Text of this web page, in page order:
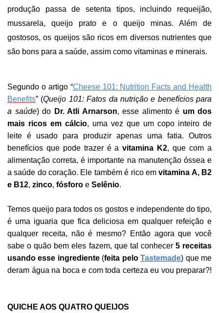
produção passa de setenta tipos, incluindo requeijão,
mussarela, queijo prato e o queijo minas. Além de
gostosos, os queijos são ricos em diversos nutrientes que
são bons para a saúde, assim como vitaminas e minerais.
Segundo o artigo “Cheese 101: Nutrition Facts and Health
Benefits” (Queijo 101: Fatos da nutrição e benefícios para
a saúde) do Dr. Atli Arnarson, esse alimento é um dos
mais ricos em cálcio, uma vez que um copo inteiro de
leite é usado para produzir apenas uma fatia. Outros
benefícios que pode trazer é avitamina K2, que com a
alimentação correta, é importante na manutenção óssea e
a saúde do coração. Ele também é rico emvitamina A, B2
e B12, zinco, fósforo e Selênio.
Temos queijo para todos os gostos e independente do tipo,
é uma iguaria que fica deliciosa em qualquer refeição e
qualquer receita, não é mesmo? Então agora que você
sabe o quão bem eles fazem, que tal conhecer 5 receitas
usando esse ingrediente(feita peloTastemade) que me
deram água na boca e com toda certeza eu vou preparar?!
QUICHE AOS QUATRO QUEIJOS